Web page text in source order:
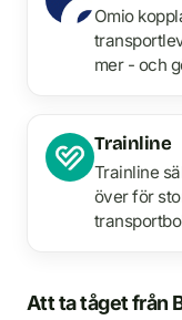
Omio
mer - och
Trainline
Trainline
över för
Att ta tåget från